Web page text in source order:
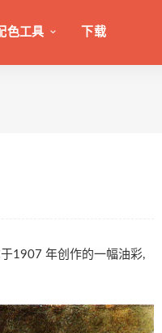
色工具 下载
1907 年创作的一幅油彩,